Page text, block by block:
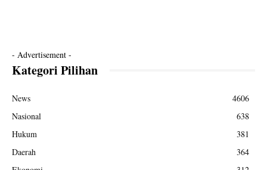
- Advertisement -
Kategori Pilihan
News
4606
Nasional
638
Hukum
381
Daerah
364